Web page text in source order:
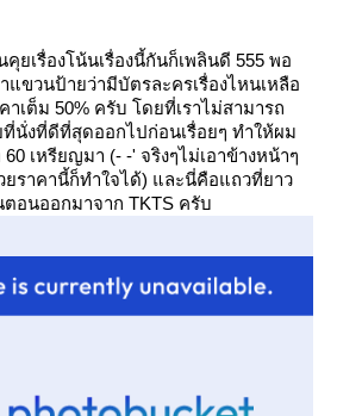
ยเรื่องโน้นเรื่องนี้กันก็เพลินดี 555 พอ
ขวนป้ายว่ามีบัตรละครเรื่องไหนเหลือ
เต็ม 50% ครับ โดยที่เราไม่สามารถ
ที่นั่งที่ดีที่สุดออกไปก่อนเรื่อยๆ ทำให้ผม
เหรียญมา (- -' จริงๆไม่เอาข้างหน้าๆ
ยราคานี้ก็ทำใจได้) และนี่คือแถวที่ยาว
อนออกมาจาก TKTS ครับ